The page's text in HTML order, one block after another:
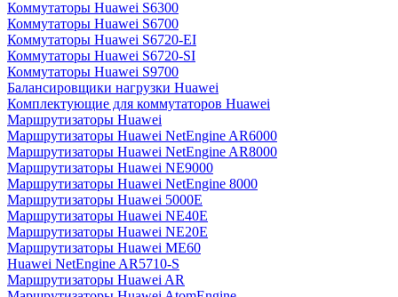
Коммутаторы Huawei S6300
Коммутаторы Huawei S6700
Коммутаторы Huawei S6720-EI
Коммутаторы Huawei S6720-SI
Коммутаторы Huawei S9700
Балансировщики нагрузки Huawei
Комплектующие для коммутаторов Huawei
Маршрутизаторы Huawei
Маршрутизаторы Huawei NetEngine AR6000
Маршрутизаторы Huawei NetEngine AR8000
Маршрутизаторы Huawei NE9000
Маршрутизаторы Huawei NetEngine 8000
Маршрутизаторы Huawei 5000E
Маршрутизаторы Huawei NE40E
Маршрутизаторы Huawei NE20E
Маршрутизаторы Huawei ME60
Huawei NetEngine AR5710-S
Маршрутизаторы Huawei AR